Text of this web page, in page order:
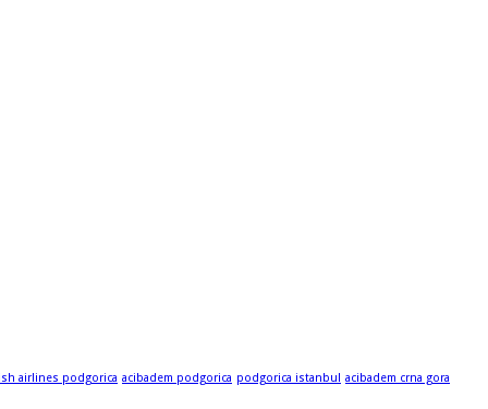
airlines podgorica acibadem podgorica podgorica istanbul acibadem crna gora